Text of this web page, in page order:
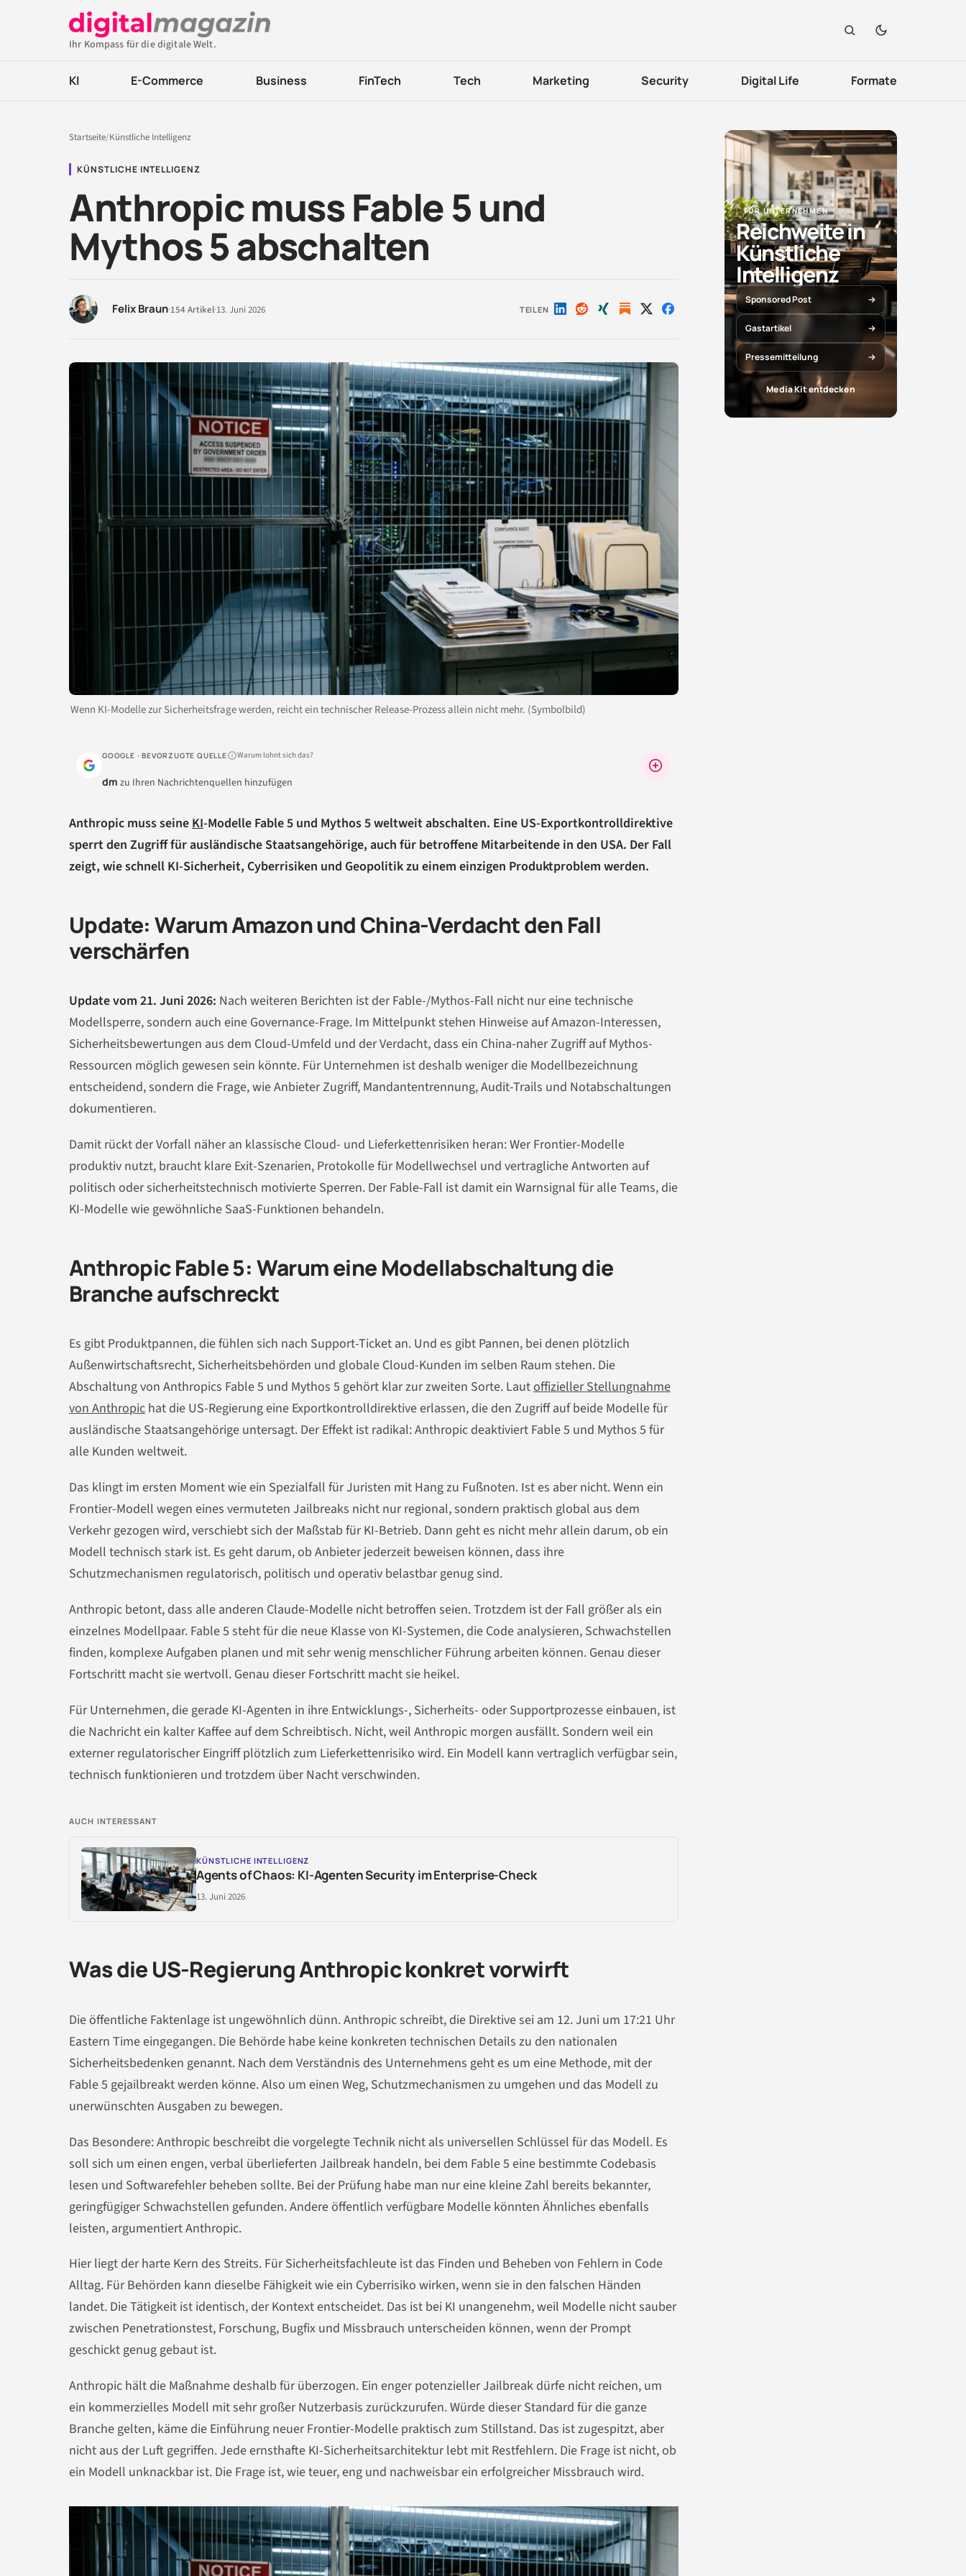
Ihr Kompass für die digitale Welt.
KI E-Commerce Business FinTech Tech Marketing Security Digital Life Formate
Startseite/Künstliche Intelligenz
KÜNSTLICHE INTELLIGENZ
Anthropic muss Fable 5 und
Mythos 5 abschalten
Felix Braun·154 Artikel·13. Juni 2026 TEILEN Auf Auf Auf Auf Auf
Wenn KI-Modelle zur Sicherheitsfrage werden, reicht ein technischer Release-Prozess allein nicht mehr. (Symbolbild)
GOOGLE · BEVORZUGTE QUELLE Warum lohnt sich das?
dm zu Ihren Nachrichtenquellen hinzufügen
Anthropic muss seine KI-Modelle Fable 5 und Mythos 5 weltweit abschalten. Eine US-Exportkontrolldirektive
sperrt den Zugriff für ausländische Staatsangehörige, auch für betroffene Mitarbeitende in den USA. Der Fall
zeigt, wie schnell KI-Sicherheit, Cyberrisiken und Geopolitik zu einem einzigen Produktproblem werden.
Update: Warum Amazon und China-Verdacht den Fall
verschärfen
Update vom 21. Juni 2026: Nach weiteren Berichten ist der Fable-/Mythos-Fall nicht nur eine technische
Modellsperre, sondern auch eine Governance-Frage. Im Mittelpunkt stehen Hinweise auf Amazon-Interessen,
Sicherheitsbewertungen aus dem Cloud-Umfeld und der Verdacht, dass ein China-naher Zugriff auf Mythos-
Ressourcen möglich gewesen sein könnte. Für Unternehmen ist deshalb weniger die Modellbezeichnung
entscheidend, sondern die Frage, wie Anbieter Zugriff, Mandantentrennung, Audit-Trails und Notabschaltungen
dokumentieren.
Damit rückt der Vorfall näher an klassische Cloud- und Lieferkettenrisiken heran: Wer Frontier-Modelle
produktiv nutzt, braucht klare Exit-Szenarien, Protokolle für Modellwechsel und vertragliche Antworten auf
politisch oder sicherheitstechnisch motivierte Sperren. Der Fable-Fall ist damit ein Warnsignal für alle Teams, die
KI-Modelle wie gewöhnliche SaaS-Funktionen behandeln.
Anthropic Fable 5: Warum eine Modellabschaltung die
Branche aufschreckt
Es gibt Produktpannen, die fühlen sich nach Support-Ticket an. Und es gibt Pannen, bei denen plötzlich
Außenwirtschaftsrecht, Sicherheitsbehörden und globale Cloud-Kunden im selben Raum stehen. Die
Abschaltung von Anthropics Fable 5 und Mythos 5 gehört klar zur zweiten Sorte. Lautoffizieller Stellungnahme
von Anthropic hat die US-Regierung eine Exportkontrolldirektive erlassen, die den Zugriff auf beide Modelle für
ausländische Staatsangehörige untersagt. Der Effekt ist radikal: Anthropic deaktiviert Fable 5 und Mythos 5 für
alle Kunden weltweit.
Das klingt im ersten Moment wie ein Spezialfall für Juristen mit Hang zu Fußnoten. Ist es aber nicht. Wenn ein
Frontier-Modell wegen eines vermuteten Jailbreaks nicht nur regional, sondern praktisch global aus dem
Verkehr gezogen wird, verschiebt sich der Maßstab für KI-Betrieb. Dann geht es nicht mehr allein darum, ob ein
Modell technisch stark ist. Es geht darum, ob Anbieter jederzeit beweisen können, dass ihre
Schutzmechanismen regulatorisch, politisch und operativ belastbar genug sind.
Anthropic betont, dass alle anderen Claude-Modelle nicht betroffen seien. Trotzdem ist der Fall größer als ein
einzelnes Modellpaar. Fable 5 steht für die neue Klasse von KI-Systemen, die Code analysieren, Schwachstellen
finden, komplexe Aufgaben planen und mit sehr wenig menschlicher Führung arbeiten können. Genau dieser
Fortschritt macht sie wertvoll. Genau dieser Fortschritt macht sie heikel.
Für Unternehmen, die gerade KI-Agenten in ihre Entwicklungs-, Sicherheits- oder Supportprozesse einbauen, ist
die Nachricht ein kalter Kaffee auf dem Schreibtisch. Nicht, weil Anthropic morgen ausfällt. Sondern weil ein
externer regulatorischer Eingriff plötzlich zum Lieferkettenrisiko wird. Ein Modell kann vertraglich verfügbar sein,
technisch funktionieren und trotzdem über Nacht verschwinden.
AUCH INTERESSANT
KÜNSTLICHE INTELLIGENZ
Agents of Chaos: KI-Agenten Security im Enterprise-Check
13. Juni 2026
Was die US-Regierung Anthropic konkret vorwirft
Die öffentliche Faktenlage ist ungewöhnlich dünn. Anthropic schreibt, die Direktive sei am 12. Juni um 17:21 Uhr
Eastern Time eingegangen. Die Behörde habe keine konkreten technischen Details zu den nationalen
Sicherheitsbedenken genannt. Nach dem Verständnis des Unternehmens geht es um eine Methode, mit der
Fable 5 gejailbreakt werden könne. Also um einen Weg, Schutzmechanismen zu umgehen und das Modell zu
unerwünschten Ausgaben zu bewegen.
Das Besondere: Anthropic beschreibt die vorgelegte Technik nicht als universellen Schlüssel für das Modell. Es
soll sich um einen engen, verbal überlieferten Jailbreak handeln, bei dem Fable 5 eine bestimmte Codebasis
lesen und Softwarefehler beheben sollte. Bei der Prüfung habe man nur eine kleine Zahl bereits bekannter,
geringfügiger Schwachstellen gefunden. Andere öffentlich verfügbare Modelle könnten Ähnliches ebenfalls
leisten, argumentiert Anthropic.
Hier liegt der harte Kern des Streits. Für Sicherheitsfachleute ist das Finden und Beheben von Fehlern in Code
Alltag. Für Behörden kann dieselbe Fähigkeit wie ein Cyberrisiko wirken, wenn sie in den falschen Händen
landet. Die Tätigkeit ist identisch, der Kontext entscheidet. Das ist bei KI unangenehm, weil Modelle nicht sauber
zwischen Penetrationstest, Forschung, Bugfix und Missbrauch unterscheiden können, wenn der Prompt
geschickt genug gebaut ist.
Anthropic hält die Maßnahme deshalb für überzogen. Ein enger potenzieller Jailbreak dürfe nicht reichen, um
ein kommerzielles Modell mit sehr großer Nutzerbasis zurückzurufen. Würde dieser Standard für die ganze
Branche gelten, käme die Einführung neuer Frontier-Modelle praktisch zum Stillstand. Das ist zugespitzt, aber
nicht aus der Luft gegriffen. Jede ernsthafte KI-Sicherheitsarchitektur lebt mit Restfehlern. Die Frage ist nicht, ob
ein Modell unknackbar ist. Die Frage ist, wie teuer, eng und nachweisbar ein erfolgreicher Missbrauch wird.
FÜR UNTERNEHMEN
Reichweite in
Künstliche
Intelligenz
Sponsored Post
Gastartikel
Pressemitteilung
Media Kit entdecken